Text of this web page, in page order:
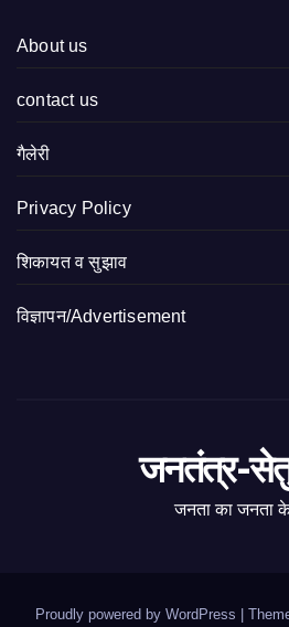
About us
contact us
गैलेरी
Privacy Policy
शिकायत व सुझाव
विज्ञापन/Advertisement
जनतंत्र-
जनता का जनता
Proudly powered by WordPress